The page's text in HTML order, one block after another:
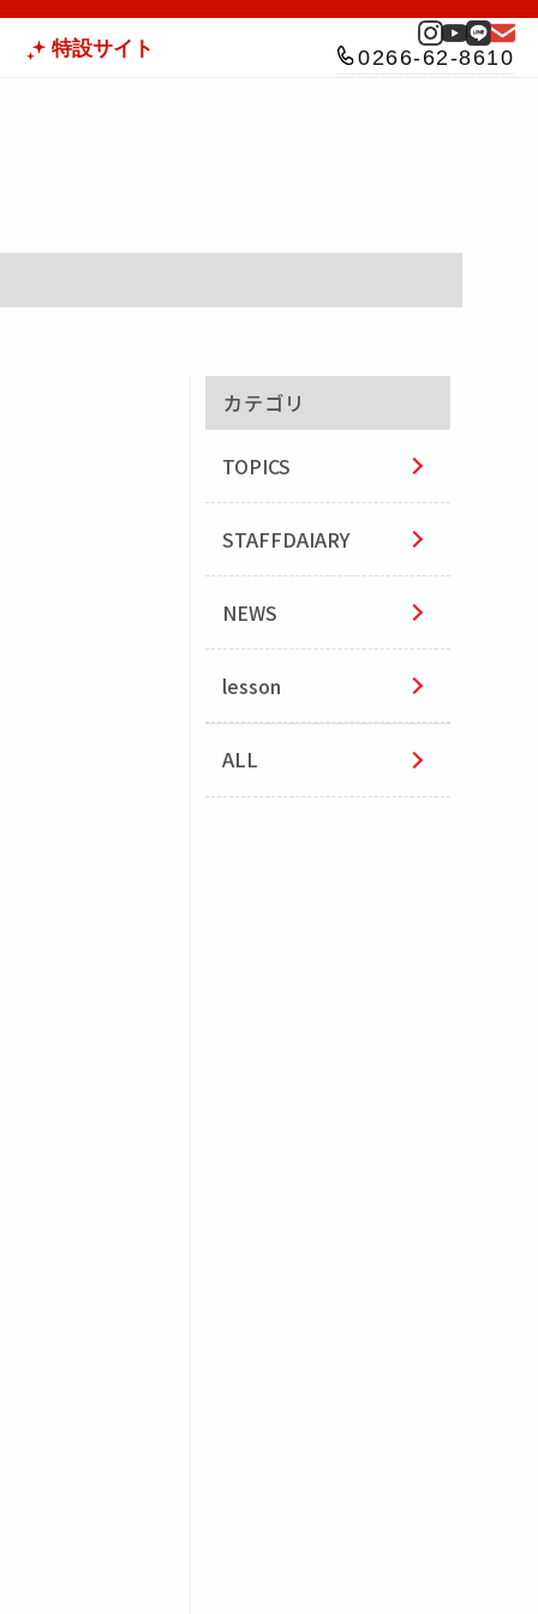
特設サイト 0266-62-8610
カテゴリ
TOPICS
STAFFDAIARY
NEWS
lesson
ALL